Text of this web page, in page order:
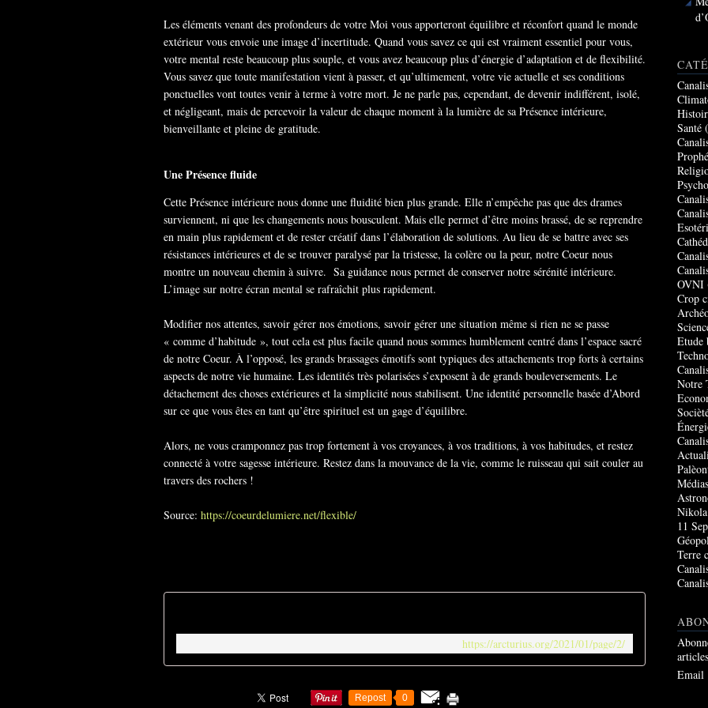
Les éléments venant des profondeurs de votre Moi vous apporteront équilibre et réconfort quand le monde
extérieur vous envoie une image d’incertitude. Quand vous savez ce qui est vraiment essentiel pour vous,
votre mental reste beaucoup plus souple, et vous avez beaucoup plus d’énergie d’adaptation et de flexibilité.
Vous savez que toute manifestation vient à passer, et qu’ultimement, votre vie actuelle et ses conditions
ponctuelles vont toutes venir à terme à votre mort. Je ne parle pas, cependant, de devenir indifférent, isolé,
et négligeant, mais de percevoir la valeur de chaque moment à la lumière de sa Présence intérieure,
bienveillante et pleine de gratitude.
Une Présence fluide
Cette Présence intérieure nous donne une fluidité bien plus grande. Elle n’empêche pas que des drames
surviennent, ni que les changements nous bousculent. Mais elle permet d’être moins brassé, de se reprendre
en main plus rapidement et de rester créatif dans l’élaboration de solutions. Au lieu de se battre avec ses
résistances intérieures et de se trouver paralysé par la tristesse, la colère ou la peur, notre Coeur nous
montre un nouveau chemin à suivre. Sa guidance nous permet de conserver notre sérénité intérieure.
L’image sur notre écran mental se rafraîchit plus rapidement.
Modifier nos attentes, savoir gérer nos émotions, savoir gérer une situation même si rien ne se passe
« comme d’habitude », tout cela est plus facile quand nous sommes humblement centré dans l’espace sacré
de notre Coeur. À l’opposé, les grands brassages émotifs sont typiques des attachements trop forts à certains
aspects de notre vie humaine. Les identités très polarisées s’exposent à de grands bouleversements. Le
détachement des choses extérieures et la simplicité nous stabilisent. Une identité personnelle basée d’Abord
sur ce que vous êtes en tant qu’être spirituel est un gage d’équilibre.
Alors, ne vous cramponnez pas trop fortement à vos croyances, à vos traditions, à vos habitudes, et restez
connecté à votre sagesse intérieure. Restez dans la mouvance de la vie, comme le ruisseau qui sait couler au
travers des rochers !
Source: https://coeurdelumiere.net/flexible/
https://arcturius.org/2021/01/page/2/
Repost 0
Santé
OVNI
Crop
Etude
Notre
Médias
11
Terre
Email